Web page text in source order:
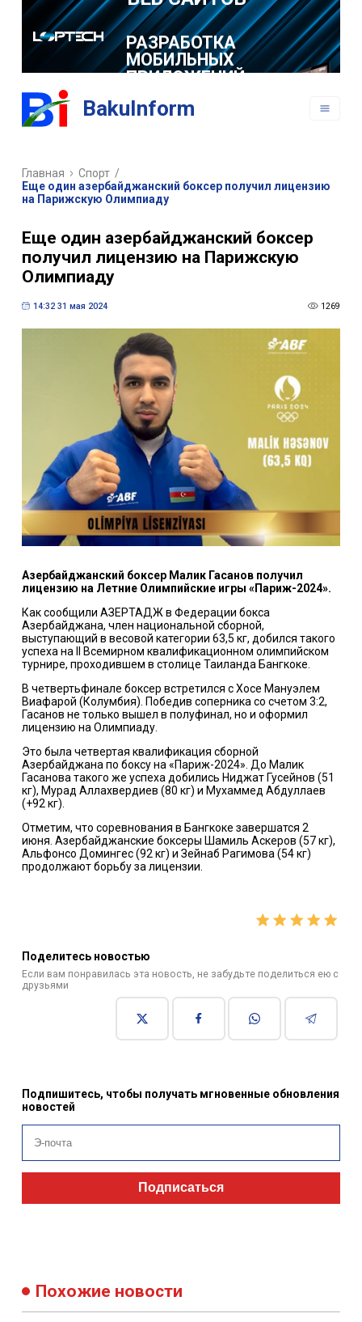
РАЗРАБОТКА
МОБИЛЬНЫХ
ПРИЛОЖЕНИЙ
BakuInform
Главная Спорт /
Еще один азербайджанский боксер получил лицензию
на Парижскую Олимпиаду
Еще один азербайджанский боксер
получил лицензию на Парижскую
Олимпиаду
14:32 31 мая 2024 1269
Азербайджанский боксер Малик Гасанов получил
лицензию на Летние Олимпийские игры «Париж-2024».
Как сообщили АЗЕРТАДЖ в Федерации бокса
Азербайджана, член национальной сборной,
выступающий в весовой категории 63,5 кг, добился такого
успеха на II Всемирном квалификационном олимпийском
турнире, проходившем в столице Таиланда Бангкоке.
В четвертьфинале боксер встретился с Хосе Мануэлем
Виафарой (Колумбия). Победив соперника со счетом 3:2,
Гасанов не только вышел в полуфинал, но и оформил
лицензию на Олимпиаду.
Это была четвертая квалификация сборной
Азербайджана по боксу на «Париж-2024». До Малик
Гасанова такого же успеха добились Ниджат Гусейнов (51
кг), Мурад Аллахвердиев (80 кг) и Мухаммед Абдуллаев
(+92 кг).
Отметим, что соревнования в Бангкоке завершатся 2
июня. Азербайджанские боксеры Шамиль Аскеров (57 кг),
Альфонсо Домингес (92 кг) и Зейнаб Рагимова (54 кг)
продолжают борьбу за лицензии.
Поделитесь новостью
Если вам понравилась эта новость, не забудьте поделиться ею с
друзьями
Подпишитесь, чтобы получать мгновенные обновления
новостей
Подписаться
Похожие новости